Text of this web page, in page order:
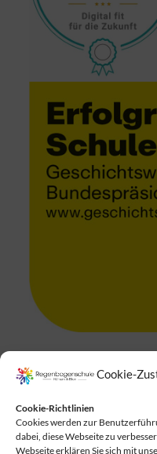
Cookie-
Cookie-Richtlinien
Cookies werden zur
dabei, diese Webseite zu
Webseite erklären Sie sich mit